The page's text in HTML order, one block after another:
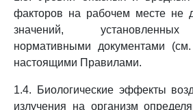
факторов на рабочем месте не
значений,
нормативными документами (см.
настоящими Правилами.
1.4. Биологические эффекты
излучения на организм